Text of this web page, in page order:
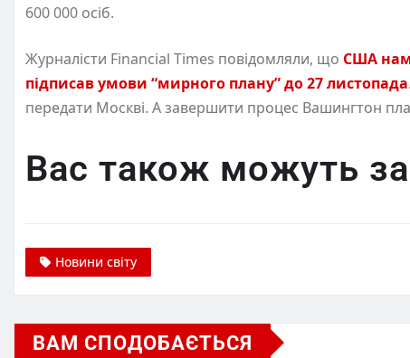
600 000 осіб.
Журналісти Financial Times повідомляли, що США
підписав умови “мирного плану” до 27 листопада
передати Москві. А завершити процес Вашингтон
Вас також можуть
Новини світу
ВАМ СПОДОБАЄТЬСЯ